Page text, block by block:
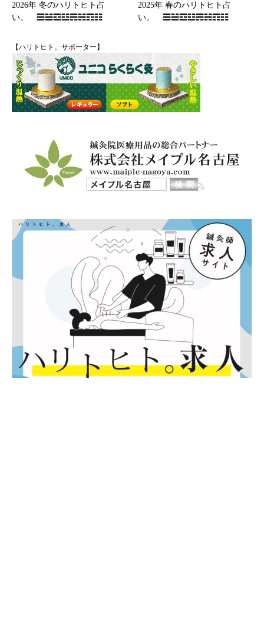
2026年 冬のハリトヒト占
い。 ☰☱☲☳☴☵☶☷
2025年 春のハリトヒト占
い。 ☰☱☲☳☴☵☶☷
【ハリトヒト。サポーター】